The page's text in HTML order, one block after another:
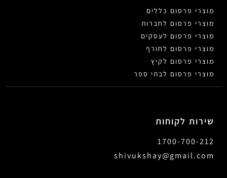
מוצרי פרסום כללים
מוצרי פרסום לחברות
מוצרי פרסום לעסקים
מוצרי פרסום לחורף
מוצרי פרסום לקיץ
מוצרי פרסום לבתי ספר
שירות לקוחות
1700-700-212
shivukshay@gmail.com